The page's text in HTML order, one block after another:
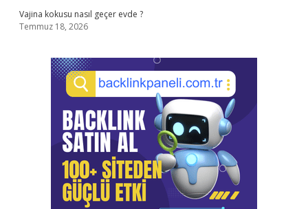
Vajina kokusu nasıl geçer evde ?
Temmuz 18, 2026